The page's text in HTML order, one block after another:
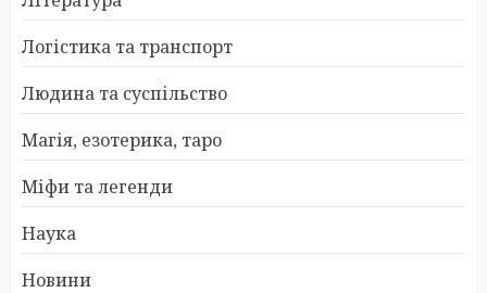
Логістика та транспорт
Людина та суспільство
Магія, езотерика, таро
Міфи та легенди
Наука
Новини